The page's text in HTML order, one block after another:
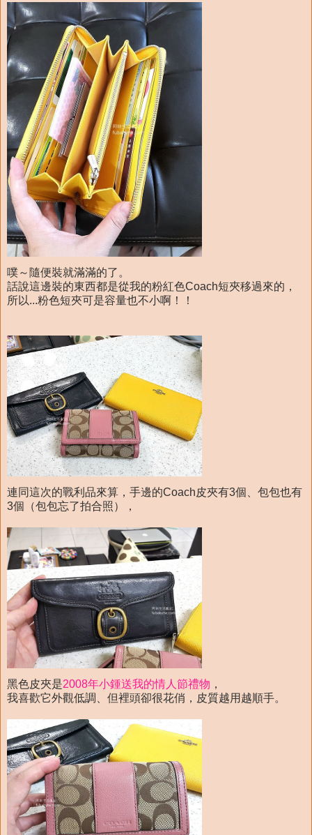
噗～隨便裝就滿滿的了。
話說這邊裝的東西都是從我的粉紅色Coach短夾移過來的，
所以...粉色短夾可是容量也不小啊！！
連同這次的戰利品來算，手邊的Coach皮夾有3個、包包也有
3個（包包忘了拍合照），
黑色皮夾是2008年小鍾送我的情人節禮物 ，
我喜歡它外觀低調、但裡頭卻很花俏，皮質越用越順手。